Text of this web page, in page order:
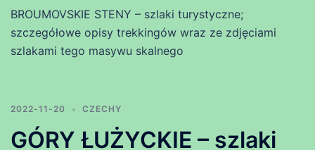
BROUMOVSKIE STENY – szlaki turystyczne;
szczegółowe opisy trekkingów wraz ze zdjęciami
szlakami tego masywu skalnego
2022-11-20 CZECHY
GÓRY ŁUŻYCKIE – szlaki